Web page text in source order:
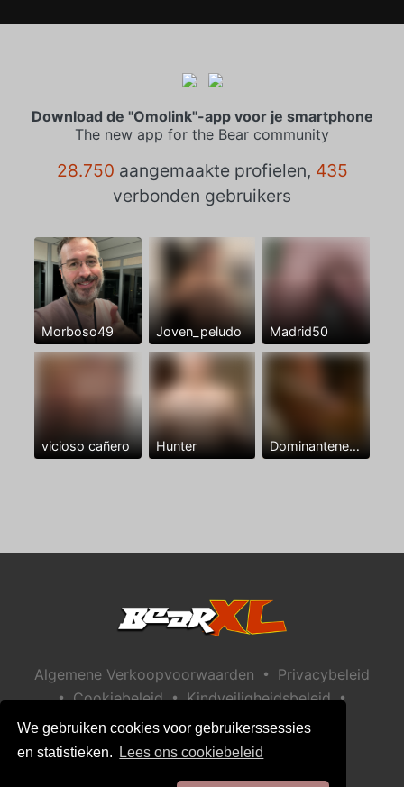
We gebruiken cookies voor gebruikerssessies
en statistieken.
Lees ons cookiebeleid
Download de "Omolink"-app voor je smartphone
The new app for the Bear community
28.750 aangemaakte profielen, 435
verbonden gebruikers
Morboso49 Joven_peludo Madrid50
vicioso cañero Hunter Dominantenegro ya
Algemene Verkoopvoorwaarden • Privacybeleid
• Cookiebeleid • Kindveiligheidsbeleid •
Help / Contact